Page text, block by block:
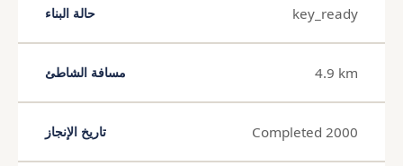
حالة البناء key_ready
مسافة الشاطئ 4.9 km
تاريخ الإنجاز Completed 2000